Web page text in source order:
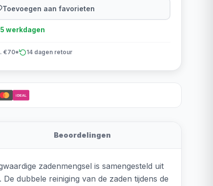
Toevoegen aan favorieten
werkdagen
€70* 14 dagen retour
iDEAL
Beoordelingen
zadenmengsel is samengesteld uit
dubbele reiniging van de zaden tijdens de